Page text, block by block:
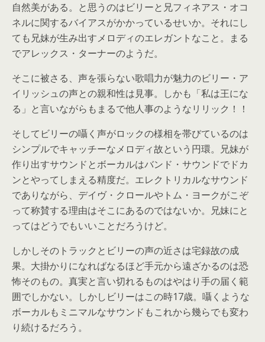
自然美がある。と思うのはビリーと兄フィネアス・オコ
ネルに関するバイアスがかかっているせいか。それにし
ても兄妹が生み出すメロディのエレガントなこと。まる
でアレックス・ターナーのようだ。
そこに被さる、声を張らない歌唱力が魅力のビリー・ア
イリッシュの声との親和性は見事。しかも「私は王にな
る」と言いながらもまるで他人事のようなリリック！！
そしてビリーの囁く声がロックの様相を帯びているのは
シンプルでキャッチーなメロディ故という円環。兄妹が
作り出すサウンドとボーカルはバンド・サウンドでドカ
ンとやってしまえる精度だ。エレクトリカルなサウンド
でありながら、デイヴ・クロールやトム・ヨークがこぞ
って称賛する理由はそこにあるのではないか。兄妹にと
ってはどうでもいいことだろうけど。
しかしそのトラックとビリーの声の近さは宅録故の成
果。大掛かりになればなるほど手元から遠ざかるのは恐
怖そのもの。真実と言い切れるものはやはり手の届く範
囲でしかない。しかしビリーはこの時17歳。囁くような
ボーカルもミニマルなサウンドもこれから幾らでも変わ
り続けるだろう。